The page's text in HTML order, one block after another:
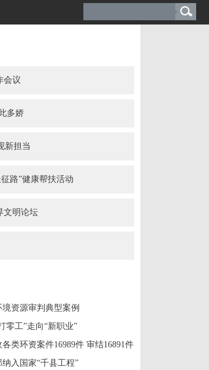
会议
多娇
新担当
路”健康帮扶活动
文明论坛
资源审判典型案例
零工”走向“新职业”
类环资案件16989件 审结16891件
入国家“千县工程”